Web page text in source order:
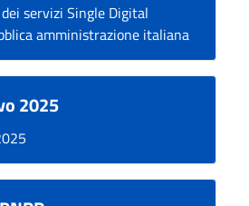
servizi Single Digital
amministrazione italiana
2025